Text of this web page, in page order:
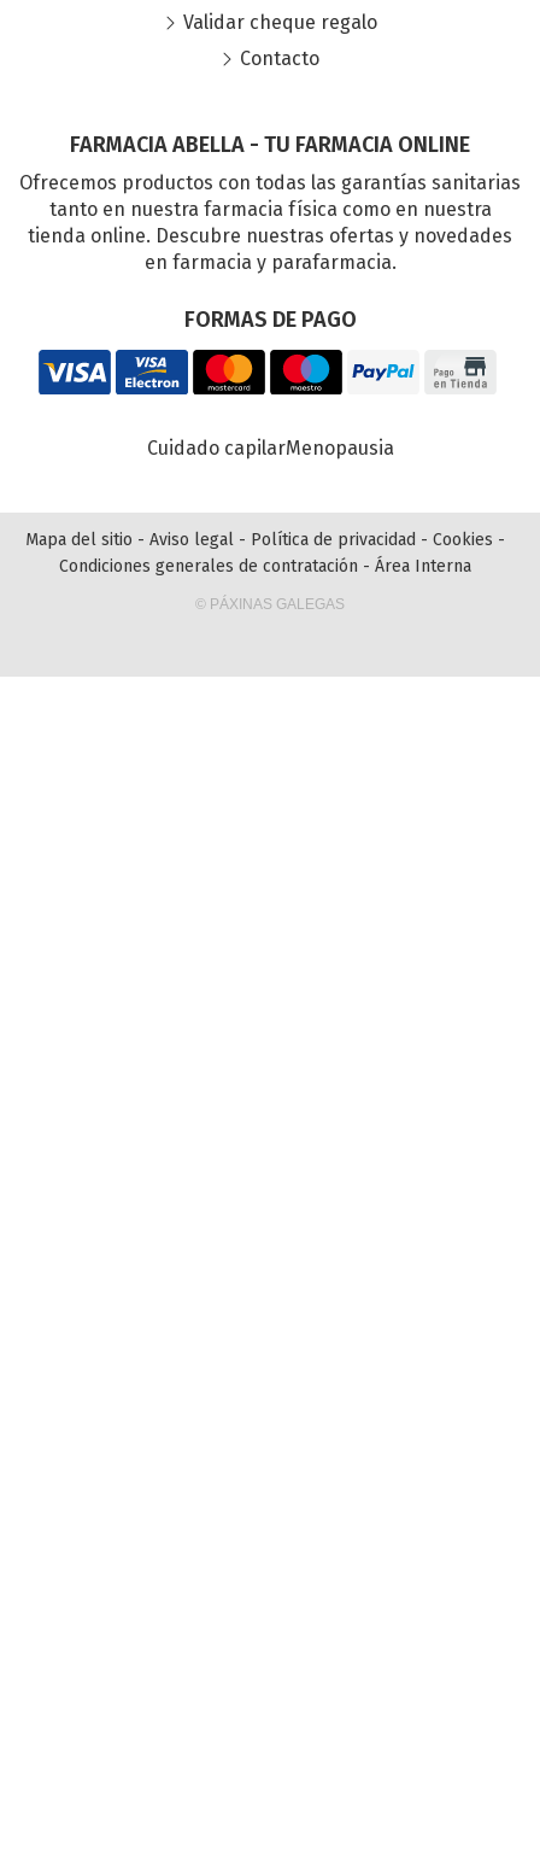
FARMACIA ABELLA - TU FARMACIA ONLINE
Ofrecemos productos con todas las garantías sanitarias
tanto en nuestra farmacia física como en nuestra
tienda online. Descubre nuestras ofertas y novedades
en farmacia y parafarmacia.
FORMAS DE PAGO
Validar cheque regalo
Contacto
Cuidado capilarMenopausia
Mapa del sitio - Aviso legal - Política de privacidad - Cookies -
Condiciones generales de contratación - Área Interna
© PÁXINAS GALEGAS